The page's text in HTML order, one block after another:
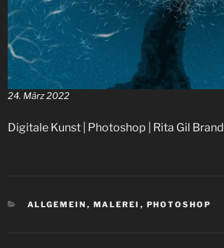
24. März 2022
Digitale Kunst | Photoshop | Rita Gil Brand
KATEGORIEN
ALLGEMEIN , MALEREI , PHOTOSHOP